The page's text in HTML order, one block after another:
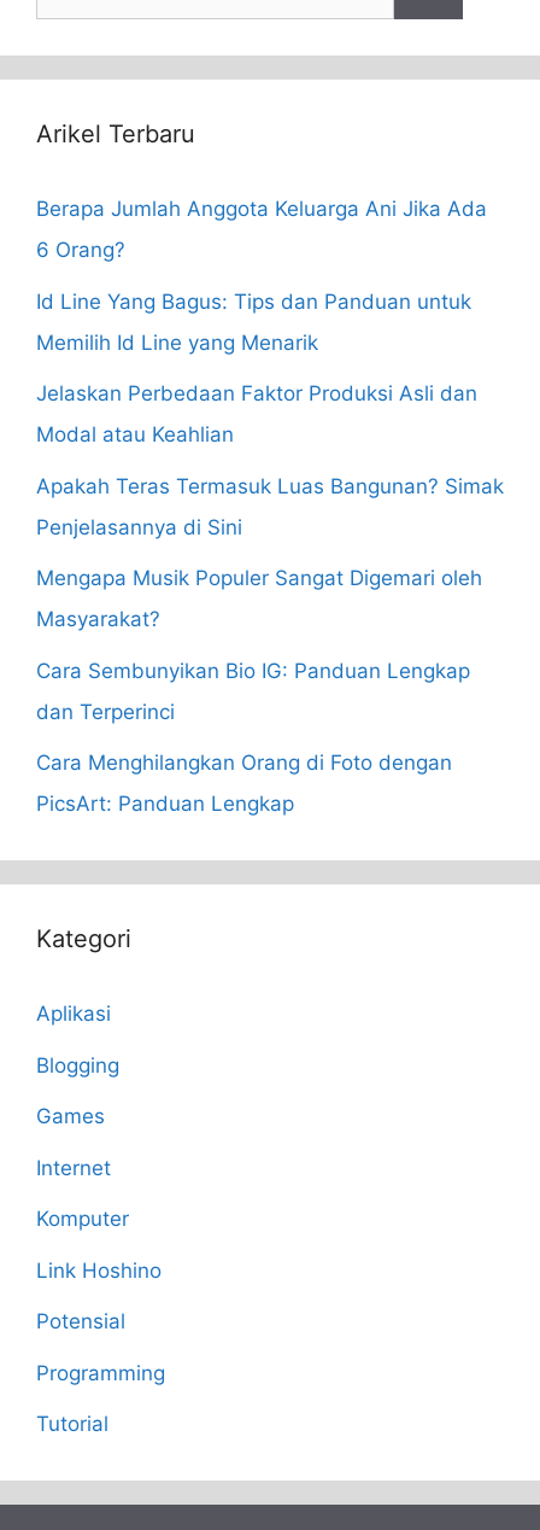
for:
Arikel Terbaru
Berapa Jumlah Anggota Keluarga Ani Jika Ada
6 Orang?
Id Line Yang Bagus: Tips dan Panduan untuk
Memilih Id Line yang Menarik
Jelaskan Perbedaan Faktor Produksi Asli dan
Modal atau Keahlian
Apakah Teras Termasuk Luas Bangunan? Simak
Penjelasannya di Sini
Mengapa Musik Populer Sangat Digemari oleh
Masyarakat?
Cara Sembunyikan Bio IG: Panduan Lengkap
dan Terperinci
Cara Menghilangkan Orang di Foto dengan
PicsArt: Panduan Lengkap
Kategori
Aplikasi
Blogging
Games
Internet
Komputer
Link Hoshino
Potensial
Programming
Tutorial